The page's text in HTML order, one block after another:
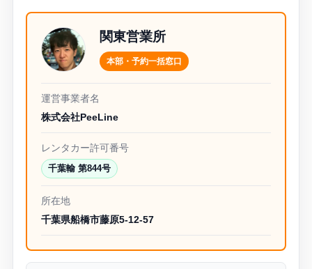
関東営業所
本部・予約一括窓口
運営事業者名
株式会社PeeLine
レンタカー許可番号
千葉輸 第844号
所在地
千葉県船橋市藤原5-12-57